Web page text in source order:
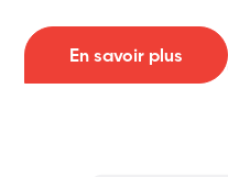
En savoir plus